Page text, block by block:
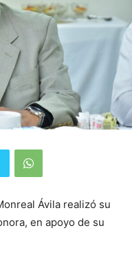
Ávila realizó su
en apoyo de su